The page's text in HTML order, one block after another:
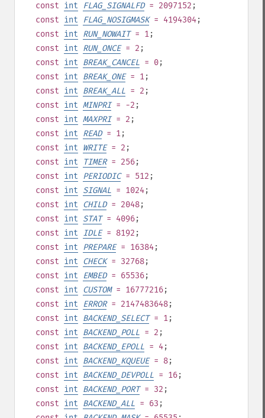
const int FLAG_SIGNALFD= 2097152 ;
const int FLAG_NOSIGMASK= 4194304;
const int RUN_NOWAIT= 1;
const int RUN_ONCE= 2 ;
const int BREAK_CANCEL = 0;
const int BREAK_ONE= 1;
const int BREAK_ALL = 2 ;
const int MINPRI= -2 ;
const int MAXPRI= 2 ;
const int READ= 1;
const int WRITE= 2 ;
const int TIMER= 256;
const int PERIODIC= 512 ;
const int SIGNAL = 1024;
const int CHILD= 2048;
const int STAT= 4096;
const int IDLE= 8192 ;
const int PREPARE= 16384;
const int CHECK= 32768;
const int EMBED= 65536;
const int CUSTOM= 16777216;
const int ERROR= 2147483648;
const int BACKEND_SELECT= 1;
const int BACKEND_POLL = 2 ;
const int BACKEND_EPOLL = 4;
const int BACKEND_KQUEUE= 8;
const int BACKEND_DEVPOLL = 16;
const int BACKEND_PORT= 32 ;
const int BACKEND_ALL = 63 ;